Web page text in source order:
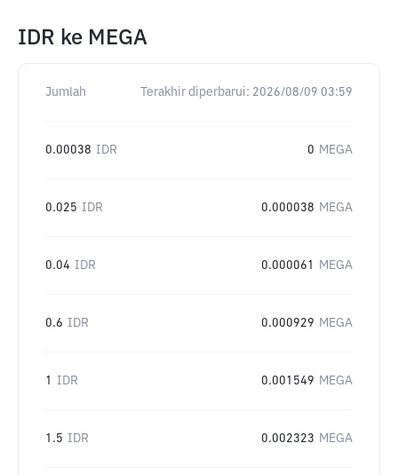
IDR ke MEGA
Jumlah Terakhir diperbarui: 2026/08/09 03:59
0.00038 IDR 0 MEGA
0.025 IDR 0.000038 MEGA
0.04 IDR 0.000061 MEGA
0.6 IDR 0.000929 MEGA
1 IDR 0.001549 MEGA
1.5 IDR 0.002323 MEGA